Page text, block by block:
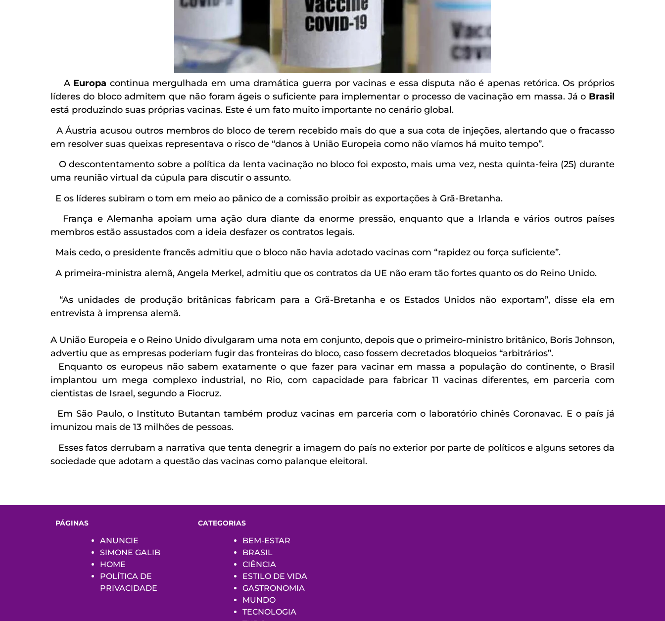
A Europa continua mergulhada em uma dramática guerra por vacinas e essa disputa não é apenas retórica. Os próprios
líderes do bloco admitem que não foram ágeis o suficiente para implementar o processo de vacinação em massa. Já o Brasil
está produzindo suas próprias vacinas. Este é um fato muito importante no cenário global.
A Áustria acusou outros membros do bloco de terem recebido mais do que a sua cota de injeções, alertando que o fracasso
em resolver suas queixas representava o risco de “danos à União Europeia como não víamos há muito tempo”.
O descontentamento sobre a política da lenta vacinação no bloco foi exposto, mais uma vez, nesta quinta-feira (25) durante
uma reunião virtual da cúpula para discutir o assunto.
E os líderes subiram o tom em meio ao pânico de a comissão proibir as exportações à Grã-Bretanha.
França e Alemanha apoiam uma ação dura diante da enorme pressão, enquanto que a Irlanda e vários outros países
membros estão assustados com a ideia desfazer os contratos legais.
Mais cedo, o presidente francês admitiu que o bloco não havia adotado vacinas com “rapidez ou força suficiente”.
A primeira-ministra alemã, Angela Merkel, admitiu que os contratos da UE não eram tão fortes quanto os do Reino Unido.
“As unidades de produção britânicas fabricam para a Grã-Bretanha e os Estados Unidos não exportam”, disse ela em
entrevista à imprensa alemã.
A União Europeia e o Reino Unido divulgaram uma nota em conjunto, depois que o primeiro-ministro britânico, Boris Johnson,
advertiu que as empresas poderiam fugir das fronteiras do bloco, caso fossem decretados bloqueios “arbitrários”.
Enquanto os europeus não sabem exatamente o que fazer para vacinar em massa a população do continente, o Brasil
implantou um mega complexo industrial, no Rio, com capacidade para fabricar 11 vacinas diferentes, em parceria com
cientistas de Israel, segundo a Fiocruz.
Em São Paulo, o Instituto Butantan também produz vacinas em parceria com o laboratório chinês Coronavac. E o país já
imunizou mais de 13 milhões de pessoas.
Esses fatos derrubam a narrativa que tenta denegrir a imagem do país no exterior por parte de políticos e alguns setores da
sociedade que adotam a questão das vacinas como palanque eleitoral.
PÁGINAS
ANUNCIE
SIMONE GALIB
HOME
POLÍTICA DE
PRIVACIDADE
CATEGORIAS
BEM-ESTAR
BRASIL
CIÊNCIA
ESTILO DE VIDA
GASTRONOMIA
MUNDO
TECNOLOGIA